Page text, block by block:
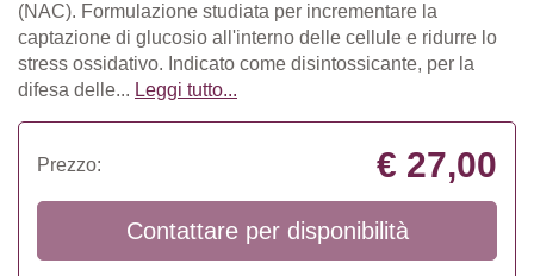
(NAC). Formulazione studiata per incrementare la
captazione di glucosio all'interno delle cellule e ridurre lo
stress ossidativo. Indicato come disintossicante, per la
difesa delle... Leggi tutto...
Prezzo: € 27,00
Contattare per disponibilità